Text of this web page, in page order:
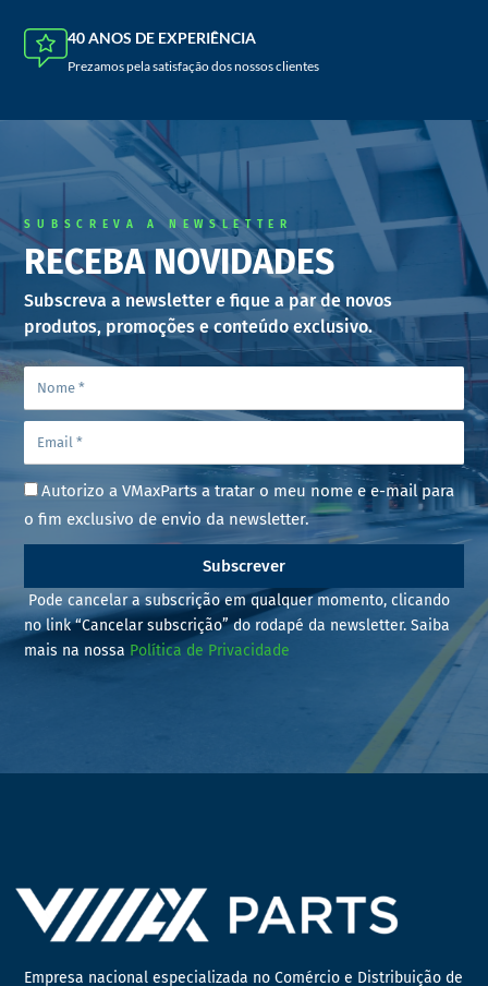
40 ANOS DE EXPERIÊNCIA
Prezamos pela satisfação dos nossos clientes
SUBSCREVA A NEWSLETTER
RECEBA NOVIDADES
Subscreva a newsletter e fique a par de novos
produtos, promoções e conteúdo exclusivo.
Autorizo a VMaxParts a tratar o meu nome e e-mail para
o fim exclusivo de envio da newsletter.
Subscrever
Pode cancelar a subscrição em qualquer momento, clicando
no link “Cancelar subscrição” do rodapé da newsletter. Saiba
mais na nossa Política de Privacidade
Empresa nacional especializada no Comércio e Distribuição de